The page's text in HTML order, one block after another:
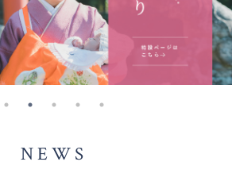
NEWS